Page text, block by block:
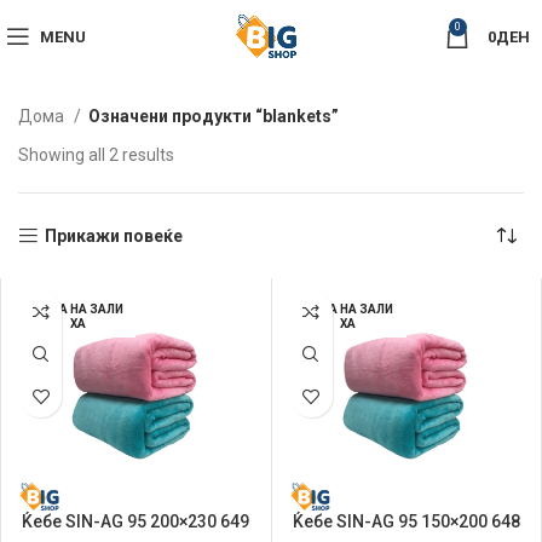
MENU
0
0ДЕН
Дома
Означени продукти “blankets”
Showing all 2 results
Прикажи повеќе
НЕМА НА ЗАЛИ
ХА
Ќебе SIN-AG 95 200×230 649
НЕМА НА ЗАЛИ
ХА
Ќебе SIN-AG 95 150×200 648